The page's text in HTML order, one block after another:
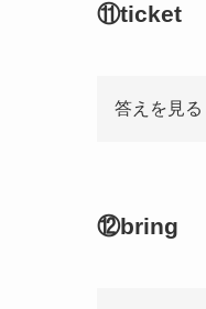
⑪ticket
答えを見る
⑫bring